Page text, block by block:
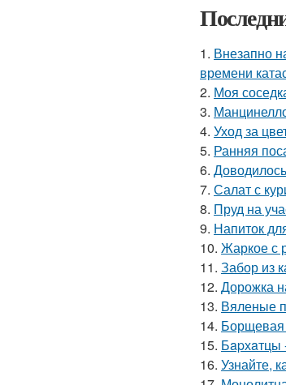
1. Внезапно
времени
2. Моя
3.
4. Уход за
5. Ранняя
6.
7. Салат с
8. Пруд на
9. Напиток
10. Жаркое с
11. Забор из
12. Дорожка
13. Вяленые
14. Борщевая
15. Бapхaтцы
16. Узнайте,